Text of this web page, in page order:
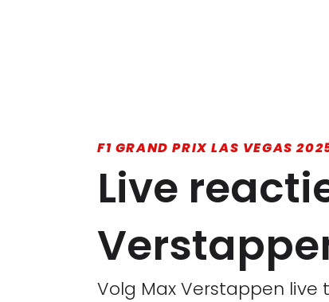
F1 GRAND PRIX LAS VEGAS
Live
Volg Max Verstappen live